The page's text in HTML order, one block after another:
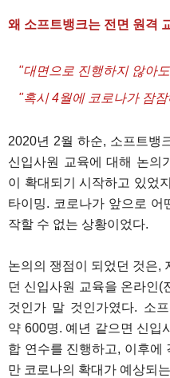
왜 소프트뱅크는 전면 원격
"대면으로 진행하지 않아
"혹시 4월에 코로나가 잠
2020년 2월 하순, 소프트뱅
신입사원 교육에 대해 논의
이 확대되기 시작하고 있었
타이밍. 코로나가 앞으로 어
작할 수 없는 상황이었다.
논의의 쟁점이 되었던 것은,
던 신입사원 교육을 온라인(
것인가 말 것인가였다. 소
약 600명. 예년 같으면 신입
합 연수를 진행하고, 이후에
만 코로나의 확대가 예상되